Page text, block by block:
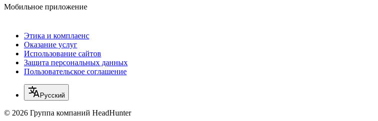
Мобильное приложение
Этика и комплаенс
Оказание услуг
Использование сайтов
Защита персональных данных
Пользовательское соглашение
Русский
© 2026 Группа компаний HeadHunter